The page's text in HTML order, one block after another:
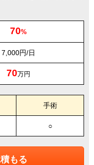
70%
7,000円/日
70万円
手術
○
もる